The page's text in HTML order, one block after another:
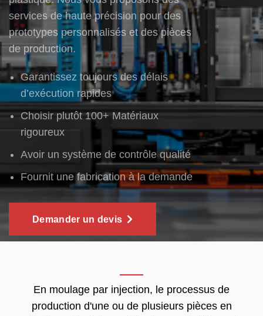
services de haute précision pour des
prototypes personnalisés et des pièces
de production.
Garantissez toujours des délais
d’exécution rapides
Choisir plutôt 100+ Matériaux
rigoureux
Avoir un système de contrôle qualité
Fournit une fabrication à la demande
Demander un devis
En moulage par injection, le processus de
production d'une ou de plusieurs pièces en